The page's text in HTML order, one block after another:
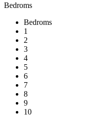
Bedroms
Bedroms
1
2
3
4
5
6
7
8
9
10